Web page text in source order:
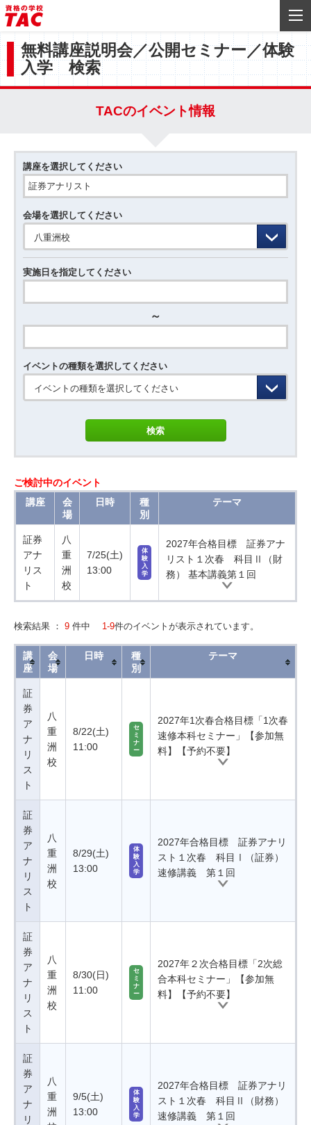
無料講座説明会／公開セミナー／体験
入学 検索
TACのイベント情報
講座を選択してください
会場を選択してください
八重洲校
実施日を指定してください
～
イベントの種類を選択してください
イベントの種類を選択してください
ご検討中のイベント
講座
会
場
日時
種
別
テーマ
証券
アナ
リス
ト
八
重
洲
校
7/25(土)
13:00
体
験
入
学
2027年合格目標 証券アナ
リスト１次春 科目Ⅱ（財
務） 基本講義第１回
検索結果 ： 9 件中 1-9件のイベントが表示されています。
講
座
会
場
日時
種
別
テーマ
証
券
ア
ナ
リ
ス
ト
八
重
洲
校
8/22(土)
11:00
セ
ミ
ナ
ー
2027年1次春合格目標「1次春
速修本科セミナー」【参加無
料】【予約不要】
証
券
ア
ナ
リ
ス
ト
八
重
洲
校
8/29(土)
13:00
体
験
入
学
2027年合格目標 証券アナリ
スト１次春 科目Ⅰ（証券）
速修講義 第１回
証
券
ア
ナ
リ
ス
ト
八
重
洲
校
8/30(日)
11:00
セ
ミ
ナ
ー
2027年２次合格目標「2次総
合本科セミナー」【参加無
料】【予約不要】
証
券
ア
ナ
リ
八
重
洲
9/5(土)
13:00
体
験
入
学
2027年合格目標 証券アナリ
スト１次春 科目Ⅱ（財務）
速修講義 第１回